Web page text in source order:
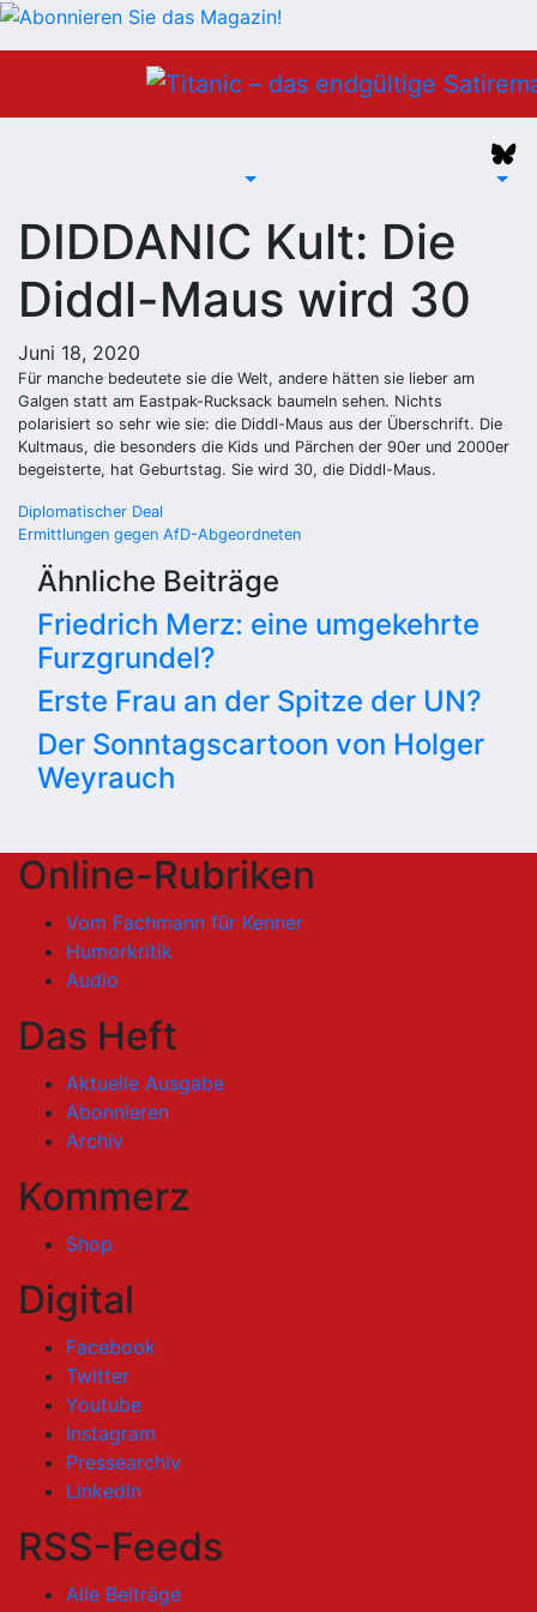
DIDDANIC Kult: Die
Diddl-Maus wird 30
Juni 18, 2020
Für manche bedeutete sie die Welt, andere hätten sie lieber am
Galgen statt am Eastpak-Rucksack baumeln sehen. Nichts
polarisiert so sehr wie sie: die Diddl-Maus aus der Überschrift. Die
Kultmaus, die besonders die Kids und Pärchen der 90er und 2000er
begeisterte, hat Geburtstag. Sie wird 30, die Diddl-Maus.
Beitragsnavigation
Diplomatischer Deal
Ermittlungen gegen AfD-Abgeordneten
Ähnliche Beiträge
Friedrich Merz: eine umgekehrte
Furzgrundel?
Erste Frau an der Spitze der UN?
Der Sonntagscartoon von Holger
Weyrauch
Online-Rubriken
Vom Fachmann für Kenner
Humorkritik
Audio
Das Heft
Aktuelle Ausgabe
Abonnieren
Archiv
Kommerz
Shop
Digital
Facebook
Twitter
Youtube
Instagram
Pressearchiv
LinkedIn
RSS-Feeds
Alle Beiträge